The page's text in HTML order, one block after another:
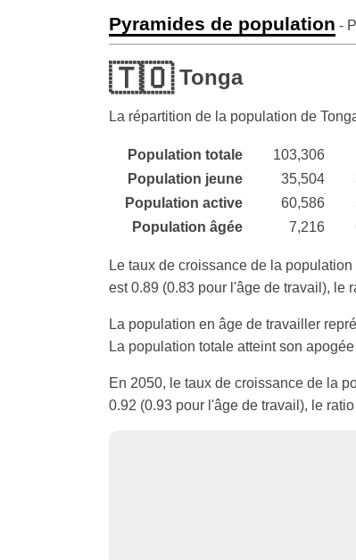
Pyramides de population -
🇹🇴Tonga
La répartition de la population de
Population totale 103,306
Population jeune
35,504
Population active
60,586
Population âgée
7,216
Le taux de croissance de la
est 0.89 (0.83 pour l'âge de travail), le
La population en âge de travailler
La population totale atteint son
En 2050, le taux de croissance de la
0.92 (0.93 pour l'âge de travail), le